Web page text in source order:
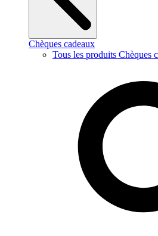
Chèques cadeaux
Tous les produits Chèques